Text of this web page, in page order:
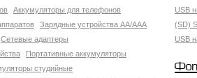
Аккумуляторы для телефонов
Зарядные устройства AA/AAA
Сетевые адаптеры
Портативные аккумуляторы
студийные
USB
(SD)
USB